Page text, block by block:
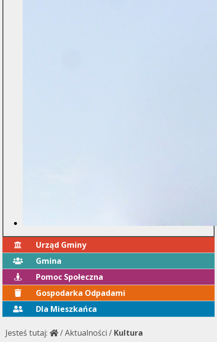
Urząd Gminy
Gmina
Pomoc Społeczna
Gospodarka Odpadami
Dla Mieszkańca
Jesteś tutaj: /Aktualności / Kultura